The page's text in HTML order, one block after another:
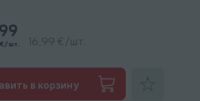
99
€/шт. 16,99 €/шт.
в корзину